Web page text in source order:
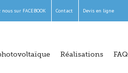
nous sur FACEBOOK Contact Devis en ligne
Réalisations FAQ